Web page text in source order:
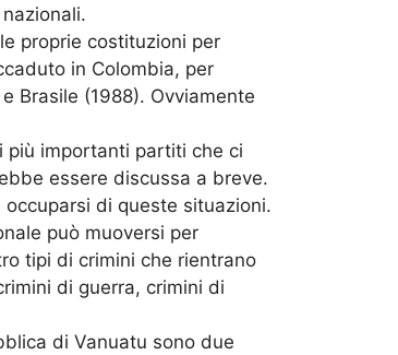
proprie costituzioni per
in Colombia, per
Brasile (1988). Ovviamente
più importanti partiti che ci
essere discussa a breve.
di queste situazioni.
può muoversi per
tipi di crimini che rientrano
di guerra, crimini di
di Vanuatu sono due